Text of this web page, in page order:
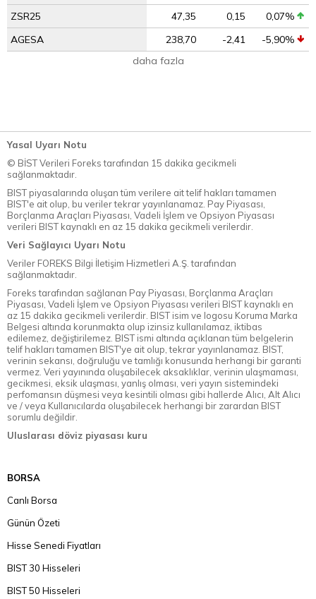
ZSR25
47,35 0,15
0,07%
AGESA
238,70 -2,41
-5,90%
daha fazla
Yasal Uyarı Notu
© BİST Verileri Foreks tarafından 15 dakika gecikmeli
sağlanmaktadır.
BIST piyasalarında oluşan tüm verilere ait telif hakları tamamen
BIST'e ait olup, bu veriler tekrar yayınlanamaz. Pay Piyasası,
Borçlanma Araçları Piyasası, Vadeli İşlem ve Opsiyon Piyasası
verileri BIST kaynaklı en az 15 dakika gecikmeli verilerdir.
Veri Sağlayıcı Uyarı Notu
Veriler FOREKS Bilgi İletişim Hizmetleri A.Ş. tarafından
sağlanmaktadır.
Foreks tarafından sağlanan Pay Piyasası, Borçlanma Araçları
Piyasası, Vadeli İşlem ve Opsiyon Piyasası verileri BIST kaynaklı en
az 15 dakika gecikmeli verilerdir. BIST isim ve logosu Koruma Marka
Belgesi altında korunmakta olup izinsiz kullanılamaz, iktibas
edilemez, değiştirilemez. BIST ismi altında açıklanan tüm belgelerin
telif hakları tamamen BIST'ye ait olup, tekrar yayınlanamaz. BIST,
verinin sekansı, doğruluğu ve tamlığı konusunda herhangi bir garanti
vermez. Veri yayınında oluşabilecek aksaklıklar, verinin ulaşmaması,
gecikmesi, eksik ulaşması, yanlış olması, veri yayın sistemindeki
perfomansın düşmesi veya kesintili olması gibi hallerde Alıcı, Alt Alıcı
ve / veya Kullanıcılarda oluşabilecek herhangi bir zarardan BIST
sorumlu değildir.
Uluslarası döviz piyasası kuru
BORSA
Canlı Borsa
Günün Özeti
Hisse Senedi Fiyatları
BIST 30 Hisseleri
BIST 50 Hisseleri